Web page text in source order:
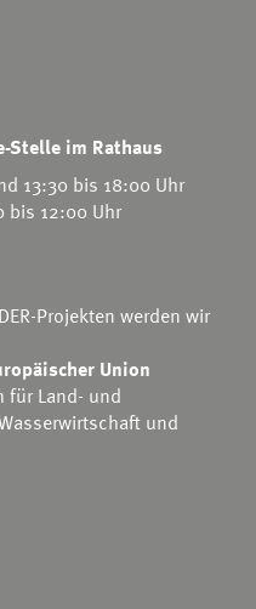
Stelle im Rathaus
13:30 bis 18:00 Uhr
bis 12:00 Uhr
Projekten werden wir
Union
für Land- und
und